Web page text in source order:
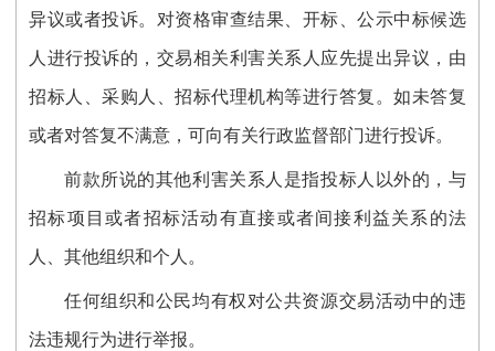
异议或者投诉。对资格审查结果、开标、公示中标候选
人进行投诉的，交易相关利害关系人应先提出异议，由
招标人、采购人、招标代理机构等进行答复。如未答复
或者对答复不满意，可向有关行政监督部门进行投诉。
前款所说的其他利害关系人是指投标人以外的，与
招标项目或者招标活动有直接或者间接利益关系的法
人、其他组织和个人。
任何组织和公民均有权对公共资源交易活动中的违
法违规行为进行举报。